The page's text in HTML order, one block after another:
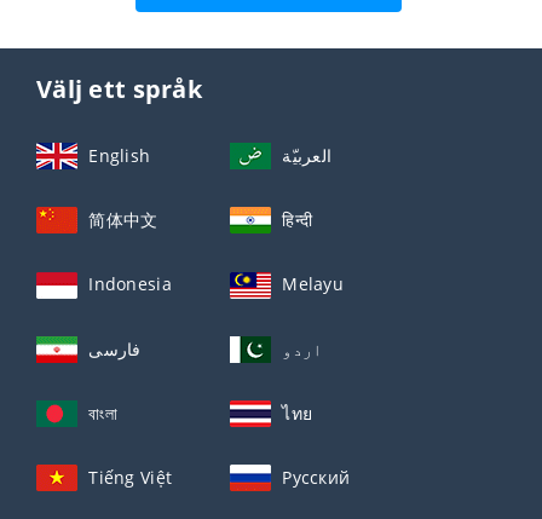
Välj ett språk
English العربيّة
简体中文 हिन्दी
Indonesia Melayu
فارسی اردو
বাংলা ไทย
Tiếng Việt Русский